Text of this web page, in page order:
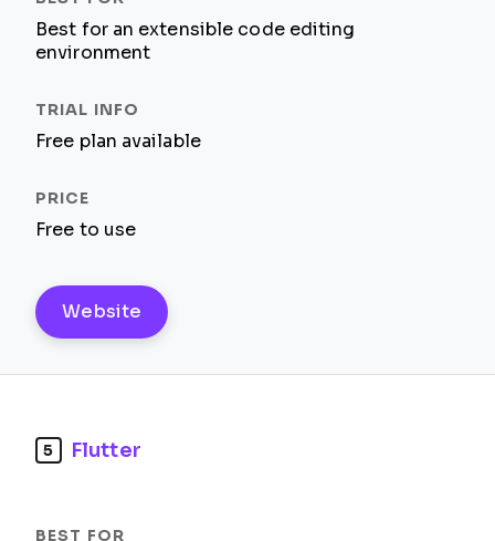
Best for an extensible code editing
environment
Free plan available
Free to use
Website
5 Flutter